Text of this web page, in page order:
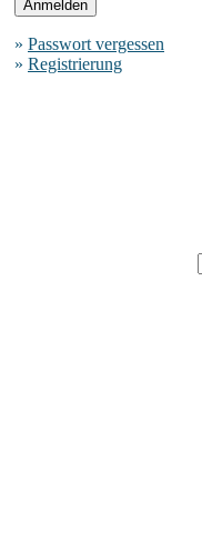
» Passwort vergessen
» Registrierung